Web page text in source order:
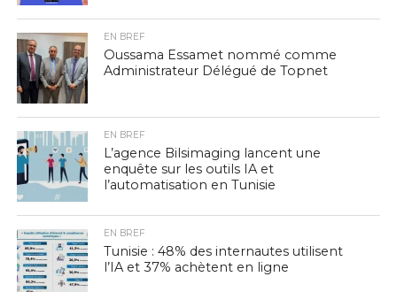
EN BREF
Oussama Essamet nommé comme
Administrateur Délégué de Topnet
EN BREF
L’agence Bilsimaging lancent une
enquête sur les outils IA et
l’automatisation en Tunisie
EN BREF
Tunisie : 48% des internautes utilisent
l’IA et 37% achètent en ligne